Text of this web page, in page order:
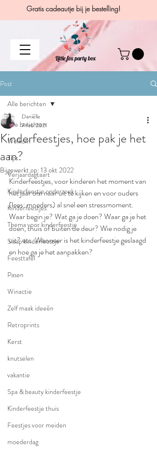
Gratis cadeautje bij je bestelling!
Post
Alle berichten
Welkom
Tips
Verjaardagtaart
Kinderfeestje onderzoek
Kinderfeestjes
Thema voor kinderfeestje
Slaap kinderfeestje
Feesttafel
Pasen
Winactie
Zelf maak ideeën
Retroprints
Kerst
knutselen
vakantie
Spa & beauty kinderfeestje
Kinderfeestje thuis
Feestjes voor meiden
moederdag
Alle berichten
Kinderfeestjes, hoe pak je het
aan?
Daniëlle
7 feb 2021
Bijgewerkt op: 13 okt 2022
Kinderfeestjes, voor kinderen het moment van
het jaar om naar uit te kijken en voor ouders
(lees: moeders) al snel een stressmoment.
Waar begin je? Wat ga je doen? Waar ga je het
doen, thuis of buiten de deur? Wie nodig je
uit? etc. Wanneer is het kinderfeestje geslaagd
en hoe ga je het aanpakken?